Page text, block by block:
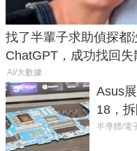
找了半輩子求助偵探都
ChatGPT，成功找回失
AI/大數據
Asus
18，
半導體/電